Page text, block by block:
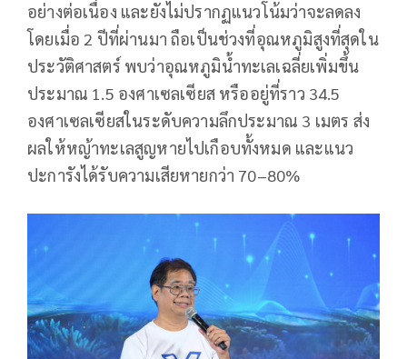
อย่างต่อเนื่อง และยังไม่ปรากฏแนวโน้มว่าจะลดลง
โดยเมื่อ 2 ปีที่ผ่านมา ถือเป็นช่วงที่อุณหภูมิสูงที่สุดใน
ประวัติศาสตร์ พบว่าอุณหภูมิน้ำทะเลเฉลี่ยเพิ่มขึ้น
ประมาณ 1.5 องศาเซลเซียส หรืออยู่ที่ราว 34.5
องศาเซลเซียสในระดับความลึกประมาณ 3 เมตร ส่ง
ผลให้หญ้าทะเลสูญหายไปเกือบทั้งหมด และแนว
ปะการังได้รับความเสียหายกว่า 70–80%